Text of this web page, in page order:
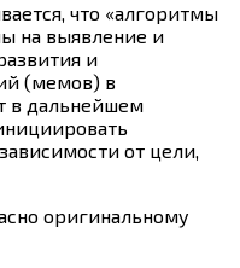
что «алгоритмы
на выявление и
и
(мемов) в
в дальнейшем
от цели,
оригинальному